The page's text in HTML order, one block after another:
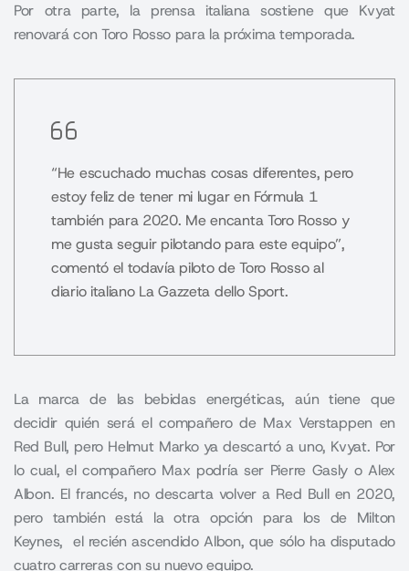
Por otra parte, la prensa italiana sostiene que Kvyat
renovará con Toro Rosso para la próxima temporada.
“He escuchado muchas cosas diferentes, pero
estoy feliz de tener mi lugar en Fórmula 1
también para 2020. Me encanta Toro Rosso y
me gusta seguir pilotando para este equipo”,
comentó el todavía piloto de Toro Rosso al
diario italiano La Gazzeta dello Sport.
La marca de las bebidas energéticas, aún tiene que
decidir quién será el compañero de Max Verstappen en
Red Bull, pero Helmut Marko ya descartó a uno, Kvyat. Por
lo cual, el compañero Max podría ser Pierre Gasly o Alex
Albon. El francés, no descarta volver a Red Bull en 2020,
pero también está la otra opción para los de Milton
Keynes, el recién ascendido Albon, que sólo ha disputado
cuatro carreras con su nuevo equipo.